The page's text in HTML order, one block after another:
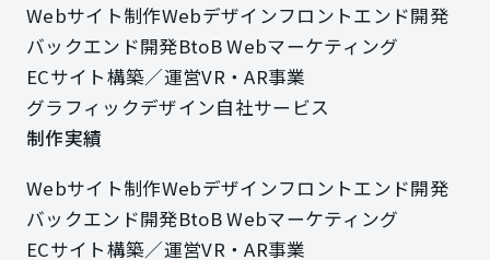
Webサイト制作
Webサイト制作
Webデザイン
Webデザイン
フロントエンド開発
フロントエンド開発
バックエンド開発
バックエンド開発
BtoB Webマーケティング
BtoB Webマーケティング
ECサイト構築／運営
ECサイト構築／運営
VR・AR事業
VR・AR事業
グラフィックデザイン
グラフィックデザイン
自社サービス
制作実績
Webサイト制作
Webサイト制作
Webデザイン
Webデザイン
フロントエンド開発
フロントエンド開発
バックエンド開発
バックエンド開発
BtoB Webマーケティング
BtoB Webマーケティング
ECサイト構築／運営VR・AR事業